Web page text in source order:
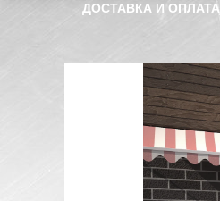
ДОСТАВКА И ОПЛАТА